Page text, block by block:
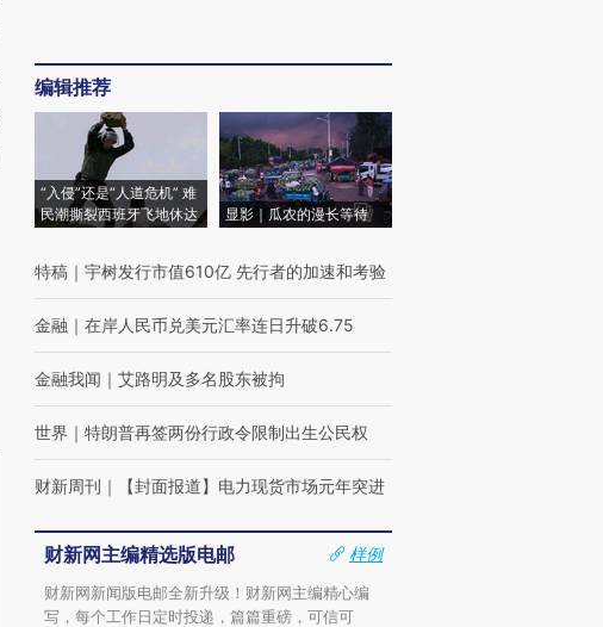
编辑推荐
“入侵”还是“人道危机” 难
民潮撕裂西班牙飞地休达
显影｜瓜农的漫长等待
特稿 ｜ 宇树发行市值610亿 先行者的加速和考验
金融 ｜ 在岸人民币兑美元汇率连日升破6.75
金融我闻 ｜ 艾路明及多名股东被拘
世界 ｜ 特朗普再签两份行政令限制出生公民权
财新周刊 ｜ 【封面报道】电力现货市场元年突进
财新网主编精选版电邮
样例
财新网新闻版电邮全新升级！财新网主编精心编
写，每个工作日定时投递，篇篇重磅，可信可